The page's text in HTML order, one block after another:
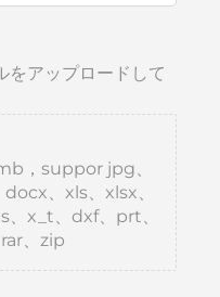
をアップロードして
，suppor jpg、
、xls、xlsx、
x_t、dxf、prt、
、zip